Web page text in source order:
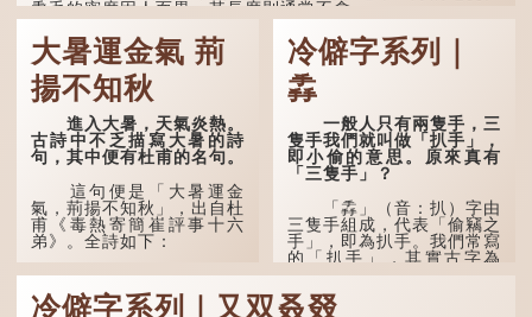
毳毛的密度因人而異，其長度則通常不會...
大暑運金氣 荊
揚不知秋
進入大暑，天氣炎熱。
古詩中不乏描寫大暑的詩
句，其中便有杜甫的名句。
這句便是「大暑運金
氣，荊揚不知秋」，出自杜
甫《毒熱寄簡崔評事十六
弟》。全詩如下：
大暑運金氣，荊揚不知
秋。
冷僻字系列｜
掱
一般人只有兩隻手，三
隻手我們就叫做「扒手」，
即小偷的意思。原來真有
「三隻手」？
「掱」（音：扒）字由
三隻手組成，代表「偷竊之
手」，即為扒手。我們常寫
的「扒手」，其實古字為
「掱手」。
清·徐珂《清稗類鈔．
冷僻字系列｜又双叒叕